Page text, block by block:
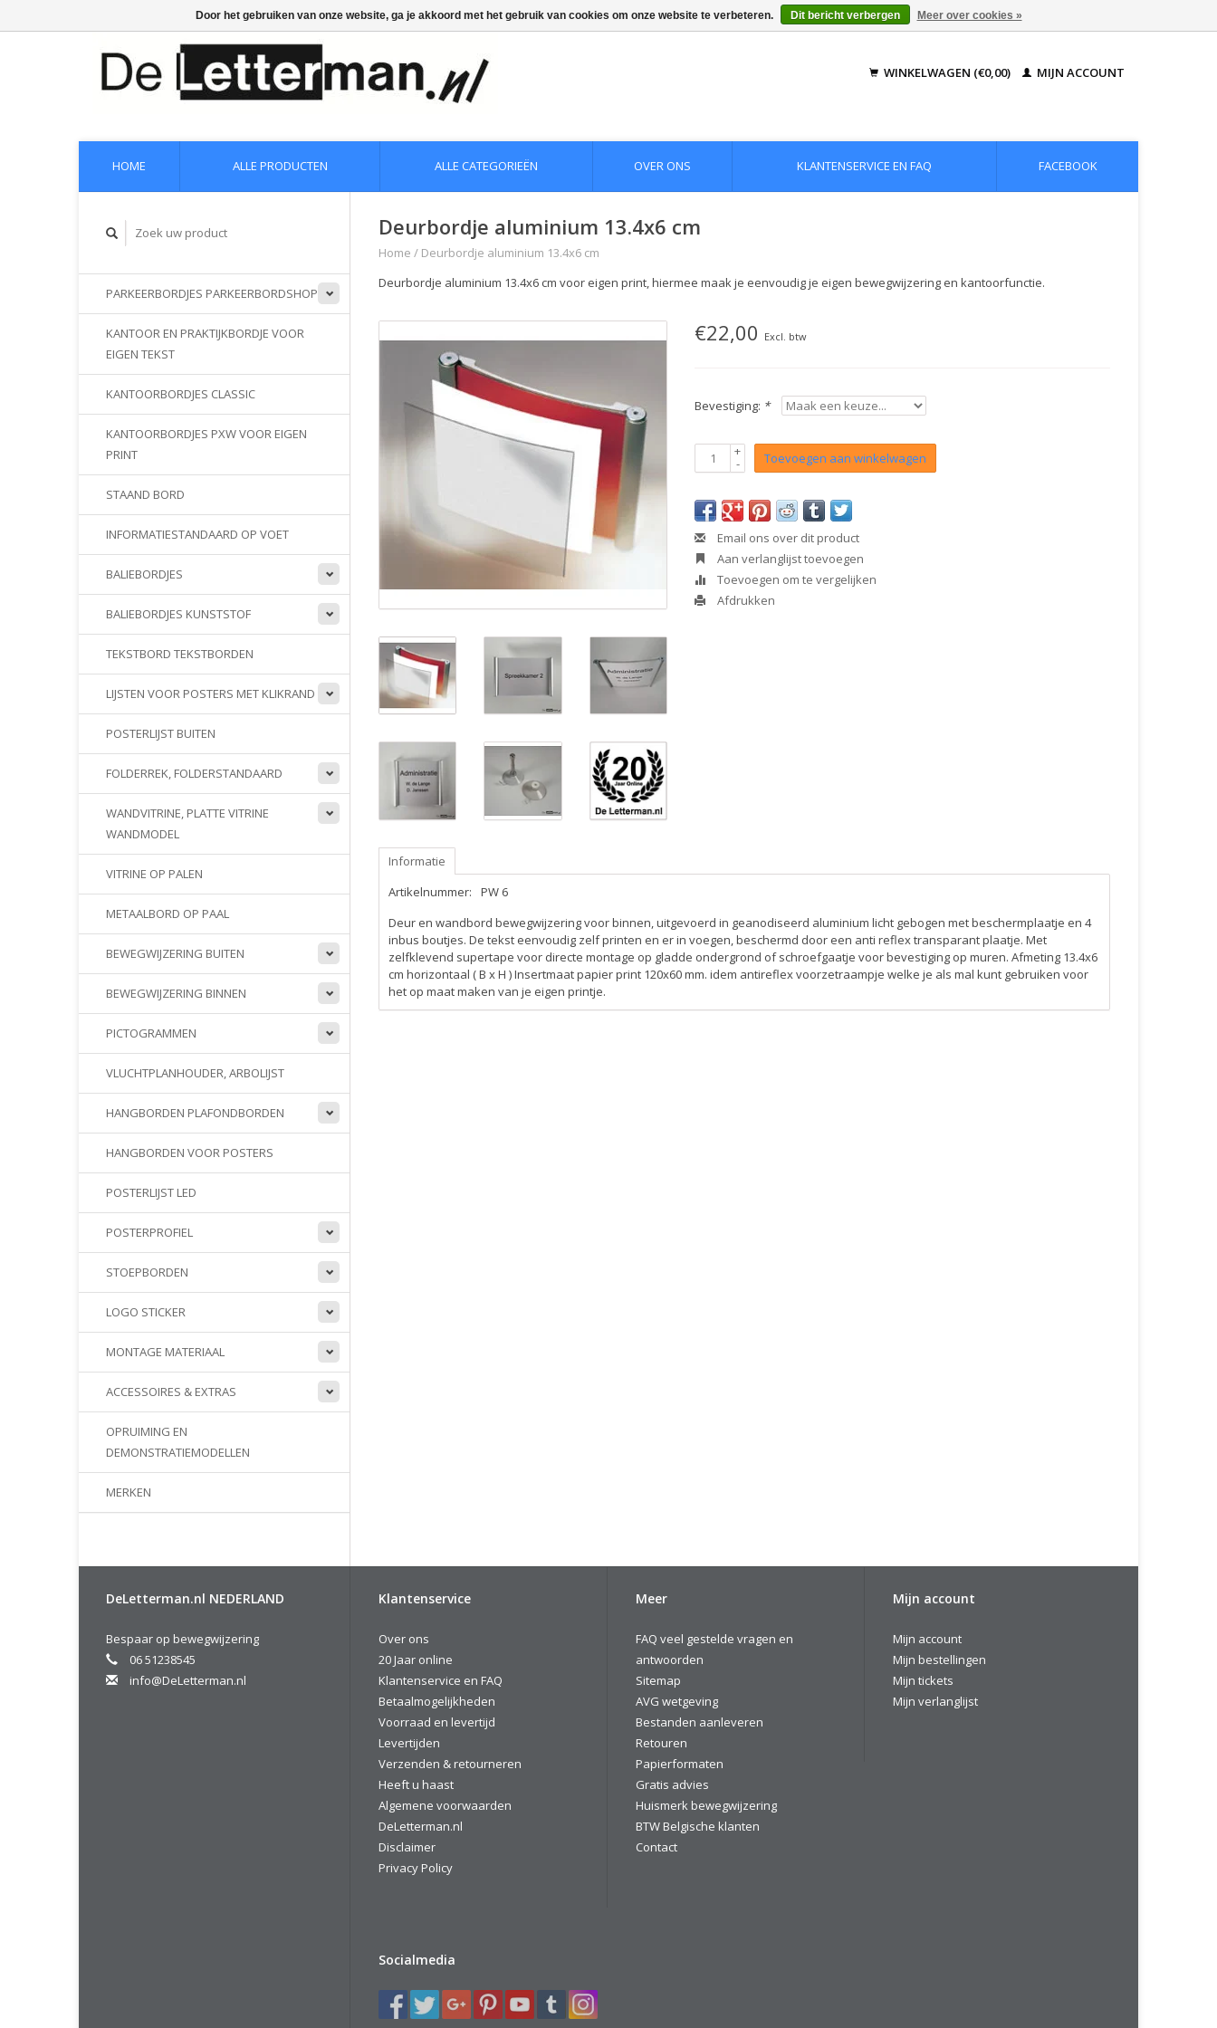
WINKELWAGEN (€0,00) MIJN ACCOUNT
HOME ALLE PRODUCTEN ALLE CATEGORIEËN OVER ONS KLANTENSERVICE EN FAQ FACEBOOK
PARKEERBORDJES PARKEERBORDSHOP
KANTOOR EN PRAKTIJKBORDJE VOOR
EIGEN TEKST
KANTOORBORDJES CLASSIC
KANTOORBORDJES PXW VOOR EIGEN
PRINT
STAAND BORD
INFORMATIESTANDAARD OP VOET
BALIEBORDJES
BALIEBORDJES KUNSTSTOF
TEKSTBORD TEKSTBORDEN
LIJSTEN VOOR POSTERS MET KLIKRAND
POSTERLIJST BUITEN
FOLDERREK, FOLDERSTANDAARD
WANDVITRINE, PLATTE VITRINE
WANDMODEL
VITRINE OP PALEN
METAALBORD OP PAAL
BEWEGWIJZERING BUITEN
BEWEGWIJZERING BINNEN
PICTOGRAMMEN
VLUCHTPLANHOUDER, ARBOLIJST
HANGBORDEN PLAFONDBORDEN
HANGBORDEN VOOR POSTERS
POSTERLIJST LED
POSTERPROFIEL
STOEPBORDEN
LOGO STICKER
MONTAGE MATERIAAL
ACCESSOIRES & EXTRAS
OPRUIMING EN
DEMONSTRATIEMODELLEN
MERKEN
Deurbordje aluminium 13.4x6 cm
Home / Deurbordje aluminium 13.4x6 cm
Deurbordje aluminium 13.4x6 cm voor eigen print, hiermee maak je eenvoudig je eigen bewegwijzering en kantoorfunctie.
€22,00 Excl. btw
Bevestiging: *
+
- Toevoegen aan winkelwagen
Email ons over dit product
Aan verlanglijst toevoegen
Toevoegen om te vergelijken
Afdrukken
Informatie
Artikelnummer:
PW 6
Deur en wandbord bewegwijzering voor binnen, uitgevoerd in geanodiseerd aluminium licht gebogen met beschermplaatje en 4
inbus boutjes. De tekst eenvoudig zelf printen en er in voegen, beschermd door een anti reflex transparant plaatje. Met
zelfklevend supertape voor directe montage op gladde ondergrond of schroefgaatje voor bevestiging op muren. Afmeting 13.4x6
cm horizontaal ( B x H ) Insertmaat papier print 120x60 mm. idem antireflex voorzetraampje welke je als mal kunt gebruiken voor
het op maat maken van je eigen printje.
DeLetterman.nl NEDERLAND
Bespaar op bewegwijzering
06 51238545
info@DeLetterman.nl
Klantenservice
Over ons
20 Jaar online
Klantenservice en FAQ
Betaalmogelijkheden
Voorraad en levertijd
Levertijden
Verzenden & retourneren
Heeft u haast
Algemene voorwaarden
DeLetterman.nl
Disclaimer
Privacy Policy
Meer
FAQ veel gestelde vragen en
antwoorden
Sitemap
AVG wetgeving
Bestanden aanleveren
Retouren
Papierformaten
Gratis advies
Huismerk bewegwijzering
BTW Belgische klanten
Contact
Mijn account
Mijn account
Mijn bestellingen
Mijn tickets
Mijn verlanglijst
Socialmedia
Door het gebruiken van onze website, ga je akkoord met het gebruik van cookies om onze website te verbeteren. Dit bericht verbergen Meer over cookies »